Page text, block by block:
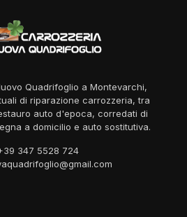
Quadrifoglio a Montevarchi,
di riparazione carrozzeria, tra
auto d'epoca, corredati di
a domicilio e auto sostitutiva.
347 5528 724